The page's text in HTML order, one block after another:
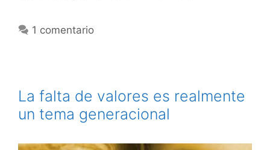
1 comentario
La falta de valores es realmente
un tema generacional